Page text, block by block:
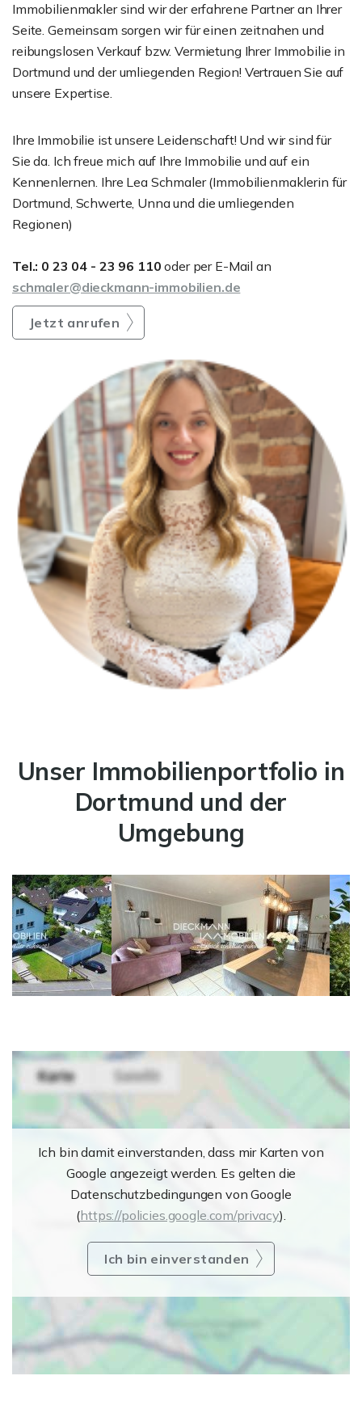
Immobilienmakler sind wir der erfahrene Partner an Ihrer
Seite. Gemeinsam sorgen wir für einen zeitnahen und
reibungslosen Verkauf bzw. Vermietung Ihrer Immobilie in
Dortmund und der umliegenden Region! Vertrauen Sie auf
unsere Expertise.
Ihre Immobilie ist unsere Leidenschaft! Und wir sind für
Sie da. Ich freue mich auf Ihre Immobilie und auf ein
Kennenlernen. Ihre Lea Schmaler (Immobilienmaklerin für
Dortmund, Schwerte, Unna und die umliegenden
Regionen)
Tel.: 0 23 04 - 23 96 110oder per E-Mail an
schmaler@dieckmann-immobilien.de
Jetzt anrufen
Unser Immobilienportfolio in
Dortmund und der
Umgebung
Ich bin damit einverstanden, dass mir Karten von
Google angezeigt werden. Es gelten die
Datenschutzbedingungen von Google
(https://policies.google.com/privacy).
Ich bin einverstanden